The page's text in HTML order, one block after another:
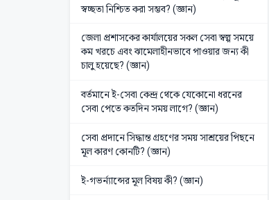
স্বচ্ছতা নিশ্চিত করা সম্ভব? (জ্ঞান)
জেলা প্রশাসকের কার্যালয়ের সকল সেবা স্বল্প সময়ে
কম খরচে এবং ঝামেলাহীনভাবে পাওয়ার জন্য কী
চালু হয়েছে? (জ্ঞান)
বর্তমানে ই-সেবা কেন্দ্র থেকে যেকোনো ধরনের
সেবা পেতে কতদিন সময় লাগে? (জ্ঞান)
সেবা প্রদানে সিদ্ধান্ত গ্রহণের সময় সাশ্রয়ের পিছনে
মূল কারণ কোনটি? (জ্ঞান)
ই-গভর্ন্যান্সের মূল বিষয় কী? (জ্ঞান)